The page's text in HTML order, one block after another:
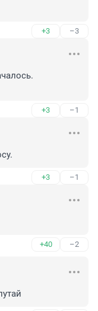
+3 –3
+3 –1
+3 –1
+40 –2